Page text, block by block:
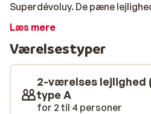
Superdévoluy. De pæne
udrustet med al mulig
pister, hvor både unge og
meget. Om aftenen behøver
da Superdévoluys centrum
restauranter kun er få
Læs mere
Værelsestyper
2-værelses lejlighed
type A
for 2 til 4 personer